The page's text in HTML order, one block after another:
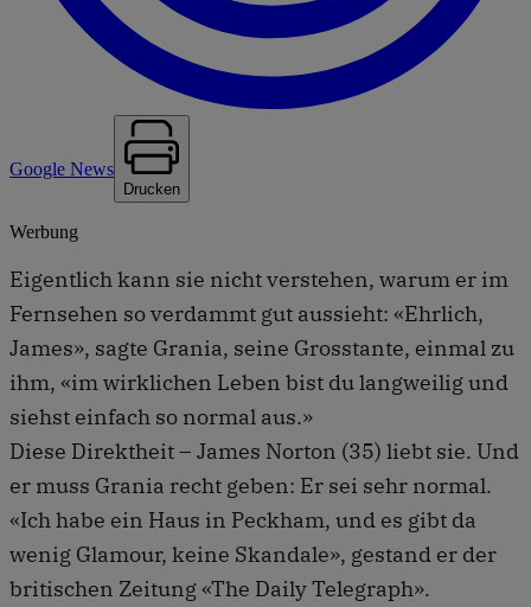
Google News
Drucken
Werbung
Eigentlich kann sie nicht verstehen, warum er im
Fernsehen so verdammt gut aussieht: «Ehrlich,
James», sagte Grania, seine Grosstante, einmal zu
ihm, «im wirklichen Leben bist du langweilig und
siehst einfach so normal aus.»
Diese Direktheit – James Norton (35) liebt sie. Und
er muss Grania recht geben: Er sei sehr normal.
«Ich habe ein Haus in Peckham, und es gibt da
wenig Glamour, keine Skandale», gestand er der
britischen Zeitung «The Daily Telegraph».